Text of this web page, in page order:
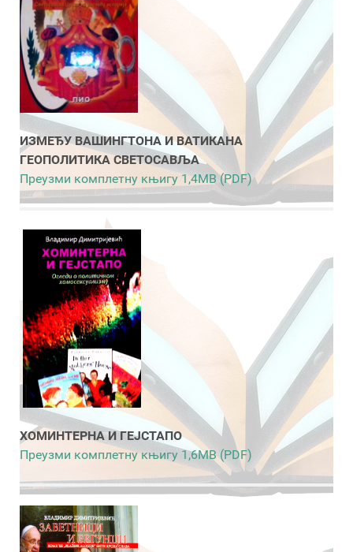
ИЗМЕЂУ ВАШИНГТОНА И ВАТИКАНА
ГЕОПОЛИТИКА СВЕТОСАВЉА
Преузми комплетну књигу 1,4MB (PDF)
ХОМИНТЕРНА И ГЕЈСТАПО
Преузми комплетну књигу 1,6MB (PDF)